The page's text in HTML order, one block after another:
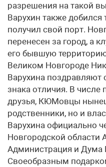
разрешения на такой
Варухин также
получил свой порт.
перенесен за город, а
его бывшую
Великом Новгороде
Варухина поздравляют
знака отличия. В числе
друзья, КЮМовцы
родственники, но и
Варухина официально
Новгородской области
Администрация и Дума
Своеобразным